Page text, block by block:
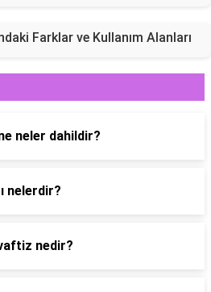
Farklar ve Kullanım Alanları
neler dahildir?
nelerdir?
nedir?